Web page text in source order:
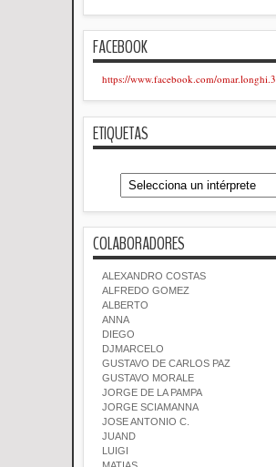
FACEBOOK
https://www.facebook.com/omar.longhi.3
ETIQUETAS
COLABORADORES
ALEXANDRO COSTAS
ALFREDO GOMEZ
ALBERTO
ANNA
DIEGO
DJMARCELO
GUSTAVO DE CARLOS PAZ
GUSTAVO MORALE
JORGE DE LA PAMPA
JORGE SCIAMANNA
JOSE ANTONIO C.
JUAND
LUIGI